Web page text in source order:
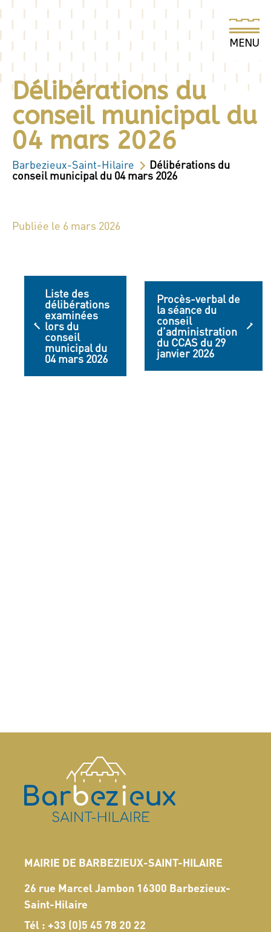
Délibérations du
conseil municipal du
04 mars 2026
Barbezieux-Saint-Hilaire Délibérations du
conseil municipal du 04 mars 2026
Publiée le 6 mars 2026
Liste des
délibérations
examinées
lors du
conseil
municipal du
04 mars 2026
Procès-verbal de
la séance du
conseil
d’administration
du CCAS du 29
janvier 2026
MAIRIE DE BARBEZIEUX-SAINT-HILAIRE
26 rue Marcel Jambon 16300 Barbezieux-
Saint-Hilaire
Tél : +33 (0)5 45 78 20 22